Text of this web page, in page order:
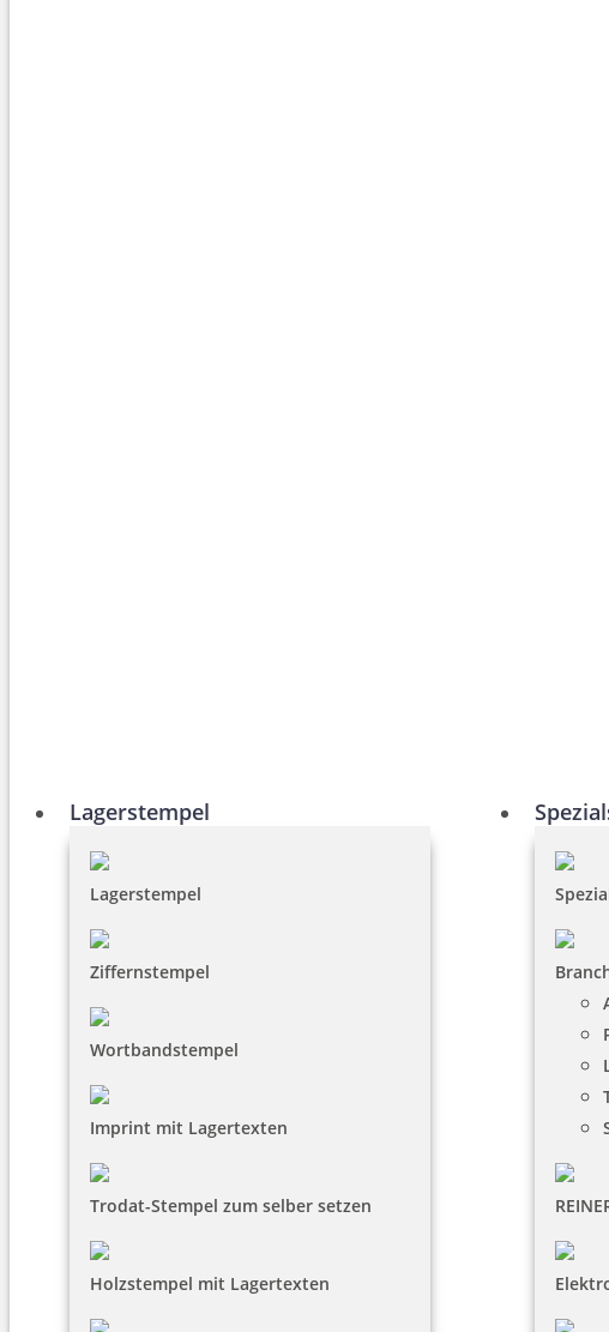
Lagerstempel
Lagerstempel
Ziffernstempel
Wortbandstempel
Imprint mit Lagertexten
Trodat-Stempel zum selber setzen
Holzstempel mit Lagertexten